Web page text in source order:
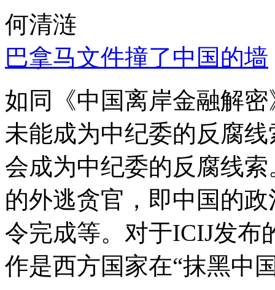
何清涟
巴拿马文件撞了中国的墙
如同《中国离岸金融解
未能成为中纪委的反腐
会成为中纪委的反腐线
的外逃贪官，即中国的
令完成等。对于ICIJ发布
作是西方国家在“抹黑中